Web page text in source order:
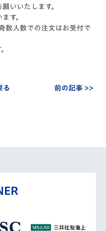
願いいたします。
ます。
数人数での注文はお受付で
る 前の記事 >>